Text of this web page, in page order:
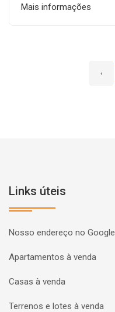
Mais informações
‹
Links úteis
Nosso endereço no Google
Apartamentos à venda
Casas à venda
Terrenos e lotes à venda